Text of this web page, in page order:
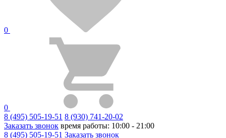
0
0
8 (495) 505-19-51 8 (930) 741-20-02
Заказать звонок время работы: 10:00 - 21:00
8 (495) 505-19-51 Заказать звонок